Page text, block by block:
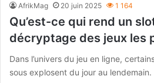
AfrikMag 20 juin 2025 1 164
Qu’est-ce qui rend un
décryptage des jeux les
Dans l’univers du jeu en ligne,
sous explosent du jour au